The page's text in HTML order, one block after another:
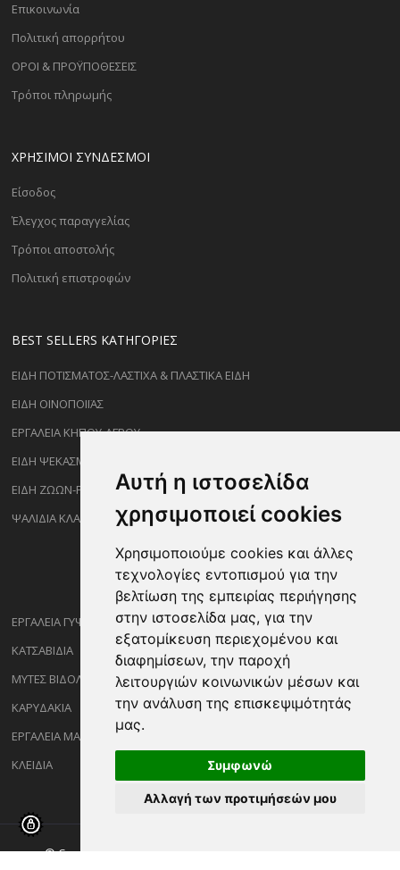
Αυτή η ιστοσελίδα
χρησιμοποιεί cookies
Χρησιμοποιούμε cookies και άλλες
τεχνολογίες εντοπισμού για την
βελτίωση της εμπειρίας περιήγησης
στην ιστοσελίδα μας, για την
εξατομίκευση περιεχομένου και
διαφημίσεων, την παροχή
λειτουργιών κοινωνικών μέσων και
την ανάλυση της επισκεψιμότητάς
μας.
Συμφωνώ
Αλλαγή των προτιμήσεών μου
Επικοινωνία
Πολιτική απορρήτου
ΟΡΟΙ & ΠΡΟΫΠΟΘΕΣΕΙΣ
Τρόποι πληρωμής
ΧΡΗΣΙΜΟΙ ΣΥΝΔΕΣΜΟΙ
Είσοδος
Έλεγχος παραγγελίας
Τρόποι αποστολής
Πολιτική επιστροφών
BEST SELLERS ΚΑΤΗΓΟΡΊΕΣ
ΕΙΔΗ ΠΟΤΙΣΜΑΤΟΣ-ΛΑΣΤΙΧΑ & ΠΛΑΣΤΙΚΑ ΕΙΔΗ
ΕΙΔΗ ΟΙΝΟΠΟΙΪΑΣ
ΕΡΓΑΛΕΙΑ ΚΗΠΟΥ-ΑΓΡΟΥ
ΕΙΔΗ ΨΕΚΑΣΜΟΥ-ΡΑΝΤΙΣΜΑΤΟΣ
ΕΙΔΗ ΖΩΩΝ-PET
ΨΑΛΙΔΙΑ ΚΛΑΔΕΜΑΤΟΣ
ΕΡΓΑΛΕΙΑ ΓΥΨΟΣΑΝΙΔΑΣ
ΚΑΤΣΑΒΙΔΙΑ
ΜΥΤΕΣ ΒΙΔΟΛΟΓΩΝ
ΚΑΡΥΔΑΚΙΑ
ΕΡΓΑΛΕΙΑ ΜΑΡΑΓΓΩΝ
ΚΛΕΙΔΙΑ
© Copyright ©2026 Sakalidisshop.gr. All Rights Reserved.